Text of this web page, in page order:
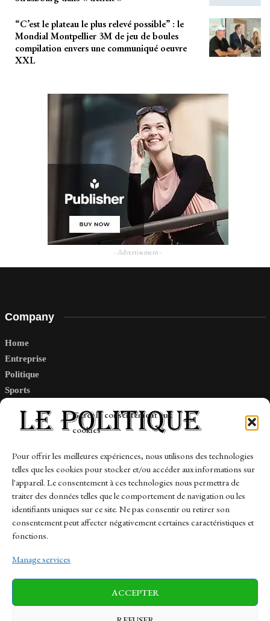
Gérer le consentement aux
cookies
Pour offrir les meilleures expériences, nous utilisons des technologies
telles que les cookies pour stocker et/ou accéder aux informations sur
l'appareil. Le consentement à ces technologies nous permettra de
traiter des données telles que le comportement de navigation ou les
identifiants uniques sur ce site. Ne pas consentir ou retirer son
consentement peut affecter négativement certaines caractéristiques et
fonctions.
Manage services
ACCEPTER
“C’est le plateau le plus relevé possible” : le
Mondial Montpellier 3M de jeu de boules
compilation envers une communiqué oeuvre
XXL
- Advertisement -
Company
Home
Entreprise
Politique
Sports
Links
Contact
Sitemap
News Finance-Marches Politics
Business Tech Health Sports Travel